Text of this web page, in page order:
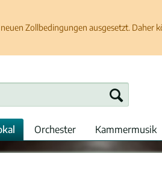
Zollbedingungen ausgesetzt.
Orchester Kammermusik